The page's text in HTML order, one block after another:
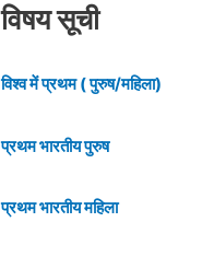
विषय सूची
विश्व में प्रथम ( पुरुष/महिला)
प्रथम भारतीय पुरुष
प्रथम भारतीय महिला